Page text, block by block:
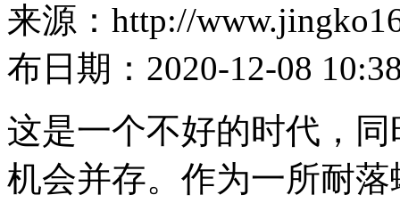
来源：http://
布日期：2020-12-08
这是一个不好的时代，
机会并存。作为一所耐